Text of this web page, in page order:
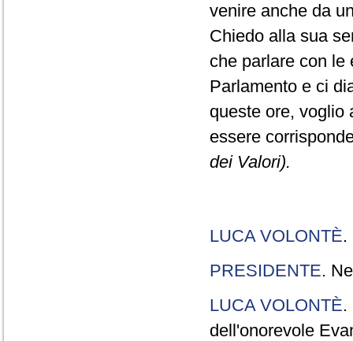
venire anche da
Chiedo alla sua
che parlare con le
Parlamento e ci
queste ore, voglio
essere
dei Valori).
LUCA VOLONTÈ.
PRESIDENTE.
LUCA VOLONTÈ.
dell'onorevole